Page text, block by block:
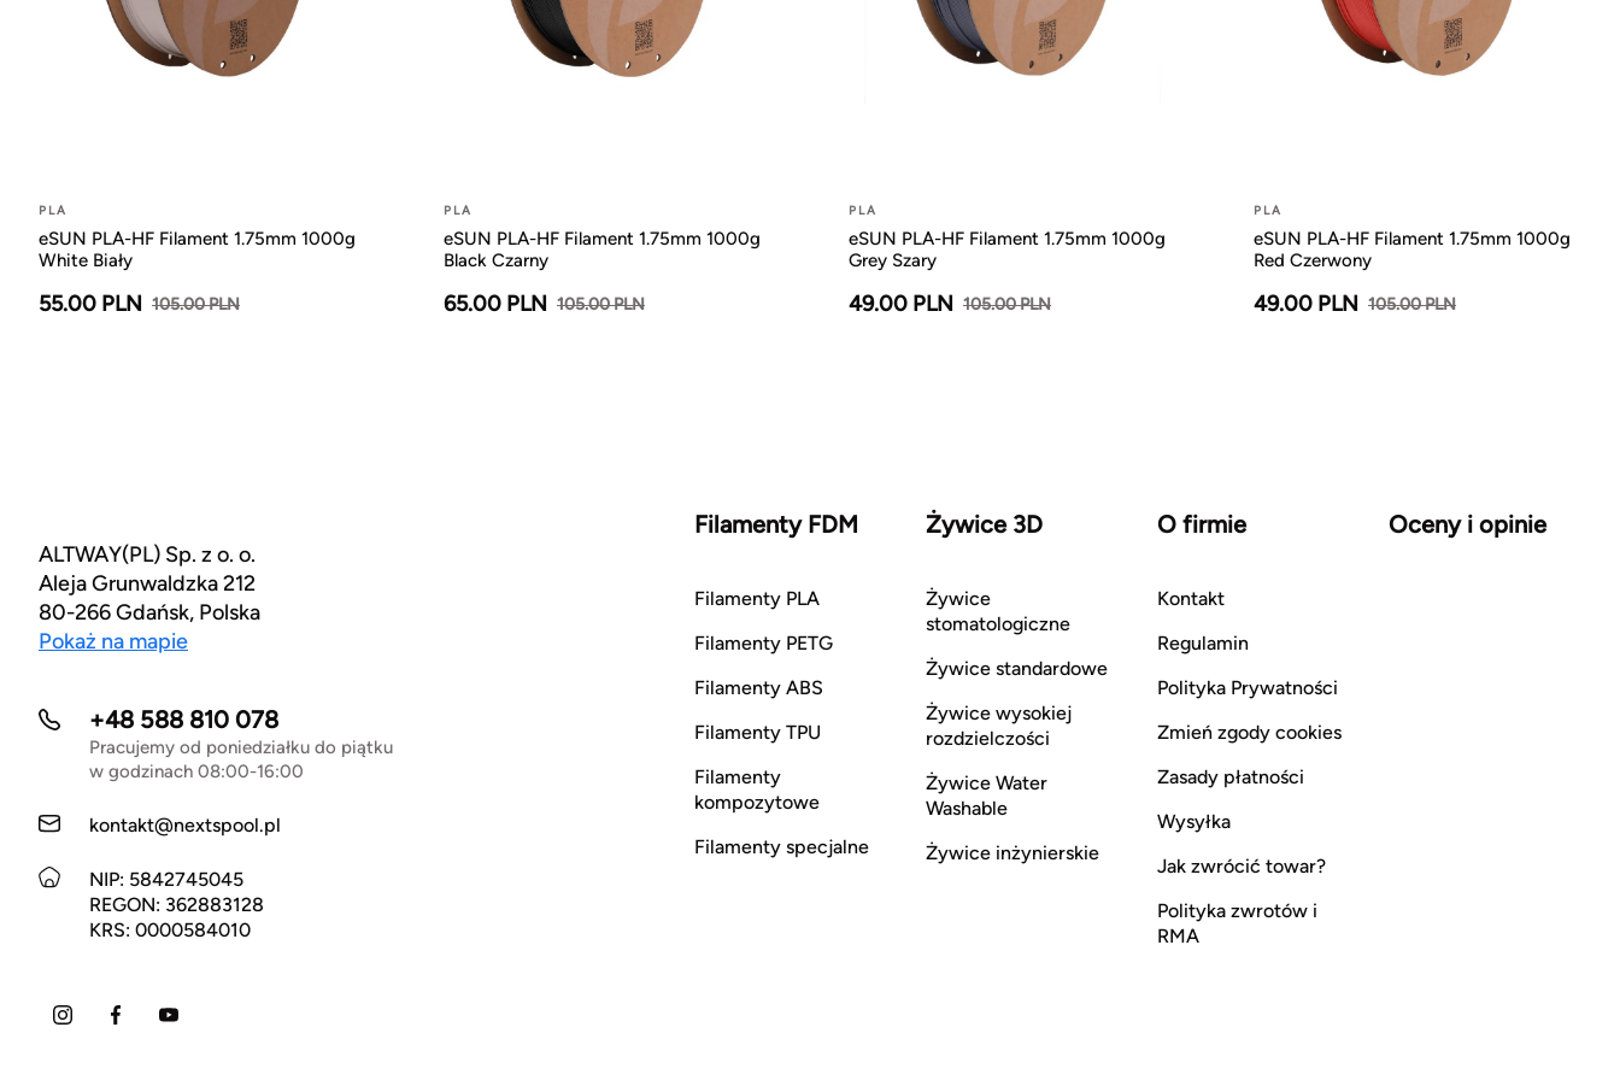
PLA
eSUN PLA-HF Filament 1.75mm 1000g
White Biały
55.00 PLN 105.00 PLN
PLA
eSUN PLA-HF Filament 1.75mm 1000g
Black Czarny
65.00 PLN 105.00 PLN
PLA
eSUN PLA-HF Filament 1.75mm 1000g
Grey Szary
49.00 PLN 105.00 PLN
PLA
eSUN PLA-HF Filament 1.75mm 1000g
Red Czerwony
49.00 PLN 105.00 PLN
ALTWAY(PL) Sp. z o. o.
Aleja Grunwaldzka 212
80-266 Gdańsk, Polska
Pokaż na mapie
+48 588 810 078
Pracujemy od poniedziałku do piątku
w godzinach 08:00-16:00
kontakt@nextspool.pl
NIP: 5842745045
REGON: 362883128
KRS: 0000584010
Filamenty FDM
Filamenty PLA
Filamenty PETG
Filamenty ABS
Filamenty TPU
Filamenty
kompozytowe
Filamenty specjalne
Żywice 3D
Żywice
stomatologiczne
Żywice standardowe
Żywice wysokiej
rozdzielczości
Żywice Water
Washable
Żywice inżynierskie
O firmie
Kontakt
Regulamin
Polityka Prywatności
Zmień zgody cookies
Zasady płatności
Wysyłka
Jak zwrócić towar?
Polityka zwrotów i
RMA
Oceny i opinie